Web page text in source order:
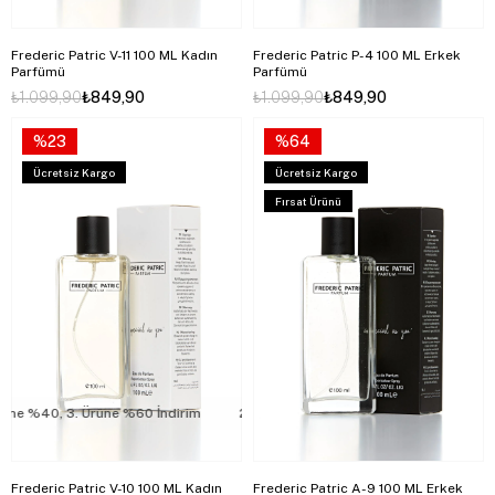
Frederic Patric V-11 100 ML Kadın
Parfümü
₺849,90
₺1.099,90
Frederic Patric P-4 100 ML Erkek
Parfümü
₺849,90
₺1.099,90
Frederic Patric V-10 100 ML Kadın
%40, 3. Ürüne %60 İndirim 2. Ürüne %40, 3. Ürüne %60 İndirim
%23
Ücretsiz Kargo
Frederic Patric A-9 100 ML Erkek
%64
Ücretsiz Kargo
Fırsat Ürünü